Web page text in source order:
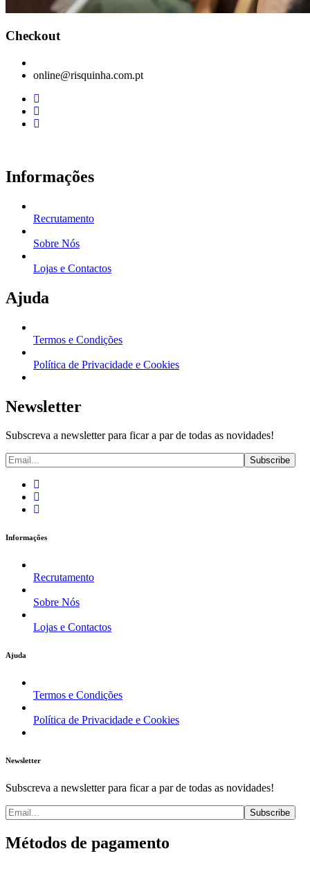
Checkout
online@risquinha.com.pt
Informações
Recrutamento
Sobre Nós
Lojas e Contactos
Ajuda
Termos e Condições
Política de Privacidade e Cookies
Newsletter
Subscreva a newsletter para ficar a par de todas as novidades!
Informações
Recrutamento
Sobre Nós
Lojas e Contactos
Ajuda
Termos e Condições
Política de Privacidade e Cookies
Newsletter
Subscreva a newsletter para ficar a par de todas as novidades!
Métodos de pagamento